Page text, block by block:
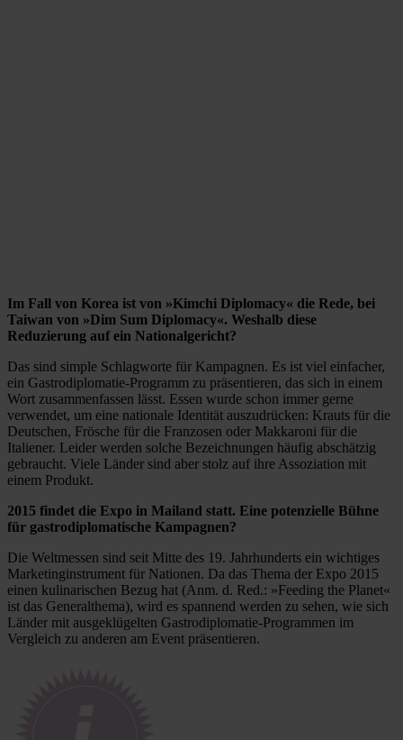
Im Fall von Korea ist von »Kimchi Diplomacy« die Rede, bei
Taiwan von »Dim Sum Diplomacy«. Weshalb diese
Reduzierung auf ein Nationalgericht?
Das sind simple Schlagworte für Kampagnen. Es ist viel einfacher,
ein Gastrodiplomatie-Programm zu präsentieren, das sich in einem
Wort zusammenfassen lässt. Essen wurde schon immer gerne
verwendet, um eine nationale Identität auszudrücken: Krauts für die
Deutschen, Frösche für die Franzosen oder Makkaroni für die
Italiener. Leider werden solche Bezeichnungen häufig abschätzig
gebraucht. Viele Länder sind aber stolz auf ihre Assoziation mit
einem Produkt.
2015 findet die Expo in Mailand statt. Eine potenzielle Bühne
für gastrodiplomatische Kampagnen?
Die Weltmessen sind seit Mitte des 19. Jahrhunderts ein wichtiges
Marketinginstrument für Nationen. Da das Thema der Expo 2015
einen kulinarischen Bezug hat (Anm. d. Red.: »Feeding the Planet«
ist das Generalthema), wird es spannend werden zu sehen, wie sich
Länder mit ausgeklügelten Gastrodiplomatie-Programmen im
Vergleich zu anderen am Event präsentieren.